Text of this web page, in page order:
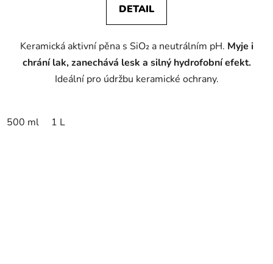
DETAIL
Keramická aktivní pěna s SiO₂ a neutrálním pH. Myje i
chrání lak, zanechává lesk a silný hydrofobní efekt.
Ideální pro údržbu keramické ochrany.
500 ml 1 L